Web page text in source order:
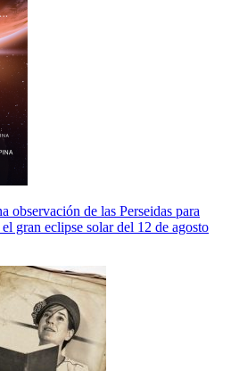
observación de las Perseidas para
gran eclipse solar del 12 de agosto